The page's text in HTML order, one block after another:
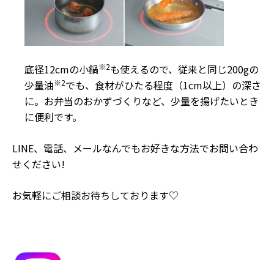
底径12cmの小鍋※2も使えるので、従来と同じ200gの
少量油※2でも、食材がひたる程度（1cm以上）の深さ
に。お弁当のおかずづくりなど、少量を揚げたいとき
に便利です。
LINE、電話、メールなんでもお好きな方法でお問い合わ
せください!
お気軽にご相談お待ちしております♡